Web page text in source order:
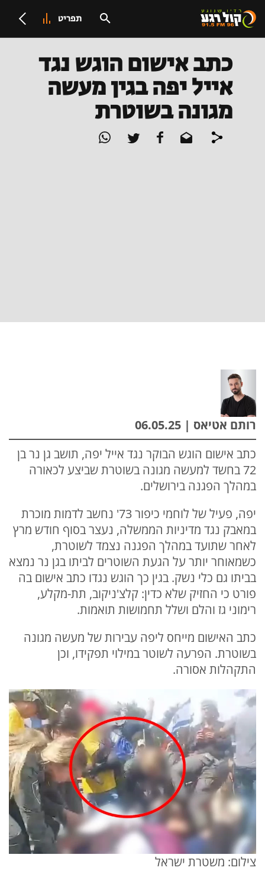
תפריט
כתב אישום הוגש נגד
אייל יפה בגין מעשה
מגונה בשוטרת
רותם אטיאס | 06.05.25
כתב אישום הוגש הבוקר נגד אייל יפה, תושב גן נר בן
72 בחשד למעשה מגונה בשוטרת שביצע לכאורה
במהלך הפגנה בירושלים.
יפה, פעיל של לוחמי כיפור 73' נחשב לדמות מוכרת
במאבק נגד מדיניות הממשלה, נעצר בסוף חודש מרץ
לאחר שתועד במהלך הפגנה נצמד לשוטרת,
כשמאוחר יותר על הגעת השוטרים לביתו בגן נר נמצא
בביתו גם כלי נשק. בגין כך הוגש נגדו כתב אישום בה
פורט כי החזיק שלא כדין: קלצ'ניקוב, תת-מקלע,
רימוני גז והלם ושלל תחמושות תואמות.
כתב האישום מייחס ליפה עבירות של מעשה מגונה
בשוטרת. הפרעה לשוטר במילוי תפקידו, וכן
התקהלות אסורה.
צילום: משטרת ישראל